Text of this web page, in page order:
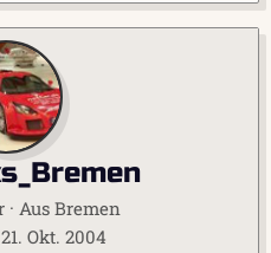
· Aus Bremen
21. Okt. 2004